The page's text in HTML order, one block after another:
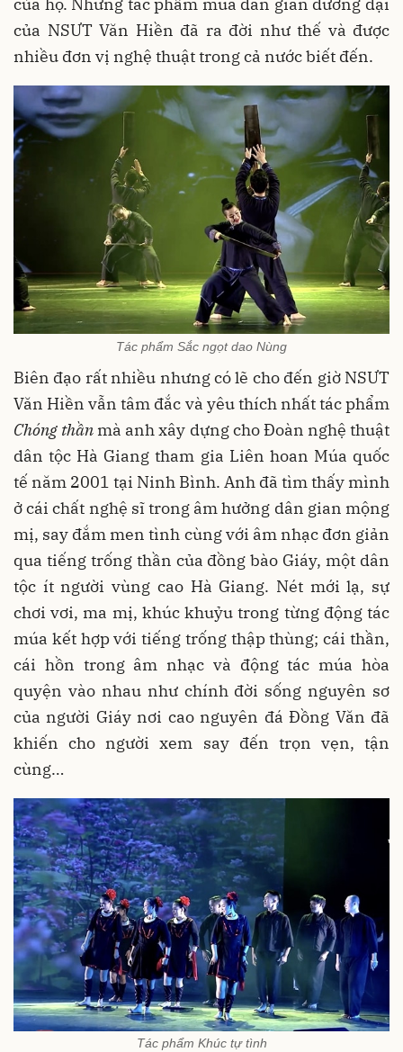
của NSƯT Văn Hiền đã ra đời như thế và được
nhiều đơn vị nghệ thuật trong cả nước biết đến.
Tác phẩm Sắc ngọt dao Nùng
Biên đạo rất nhiều nhưng có lẽ cho đến giờ NSƯT
Văn Hiền vẫn tâm đắc và yêu thích nhất tác phẩm
Chóng thần mà anh xây dựng cho Đoàn nghệ thuật
dân tộc Hà Giang tham gia Liên hoan Múa quốc
tế năm 2001 tại Ninh Bình. Anh đã tìm thấy mình
ở cái chất nghệ sĩ trong âm hưởng dân gian mộng
mị, say đắm men tình cùng với âm nhạc đơn giản
qua tiếng trống thần của đồng bào Giáy, một dân
tộc ít người vùng cao Hà Giang. Nét mới lạ, sự
chơi vơi, ma mị, khúc khuỷu trong từng động tác
múa kết hợp với tiếng trống thập thùng; cái thần,
cái hồn trong âm nhạc và động tác múa hòa
quyện vào nhau như chính đời sống nguyên sơ
của người Giáy nơi cao nguyên đá Đồng Văn đã
khiến cho người xem say đến trọn vẹn, tận
cùng…
Tác phẩm Khúc tự tình